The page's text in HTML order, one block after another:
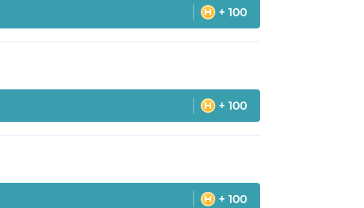
+ 100
+ 100
+ 100